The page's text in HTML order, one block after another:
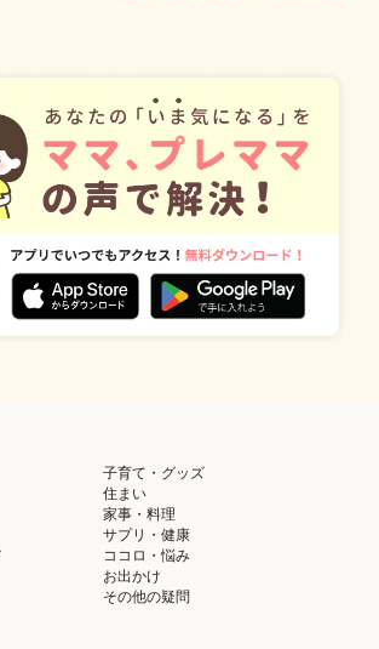
子育て・グッズ
住まい
家事・料理
サプリ・健康
ココロ・悩み
お出かけ
その他の疑問